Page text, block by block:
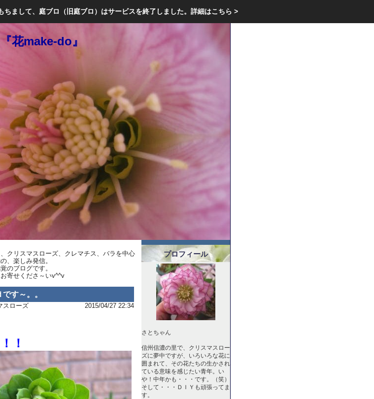
まして、庭ブロ（旧庭ブロ）はサービスを終了しました。 詳細はこちら >
花make-do』
クリスマスローズ、クレマチス、バラを中心
、楽しみ発信。
のブログです。
寄せくださ～いv^^v
す～。。
スローズ 2015/04/27 22:34
！
プロフィール
さとちゃん
信州信濃の里で、クリスマスロー
ズに夢中ですが、いろいろな花に
囲まれて、その花たちの生かされ
ている意味を感じたい青年。い
や！中年かも・・・です。（笑）
そして・・・ＤＩＹも頑張ってま
す。